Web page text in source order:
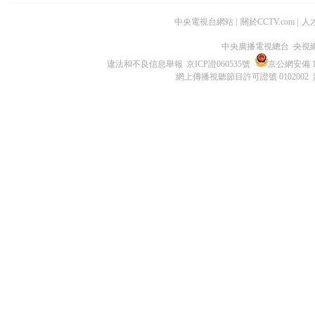
中央電視台網站 關於CCTV.com 人
中央廣播電視總台 央視
違法和不良信息舉報 京ICP證060535號
京公網安備
網上傳播視聽節目許可證號 0102002